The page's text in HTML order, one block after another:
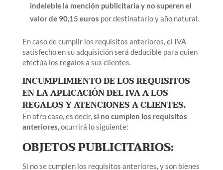
indeleble la mención publicitaria y no superen el
valor de 90,15 euros por destinatario y año natural.
En caso de cumplir los requisitos anteriores, el IVA
satisfecho en su adquisición será deducible para quien
efectúa los regalos a sus clientes.
INCUMPLIMIENTO DE LOS REQUISITOS
EN LA APLICACIÓN DEL IVA A LOS
REGALOS Y ATENCIONES A CLIENTES.
En otro caso, es decir,si no cumplen los requisitos
anteriores,ocurrirá lo siguiente:
OBJETOS PUBLICITARIOS:
Si no se cumplen los requisitos anteriores, y son bienes